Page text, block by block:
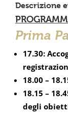
Descrizione
Prima
17.30:
18.00 –
18.15 –
degli